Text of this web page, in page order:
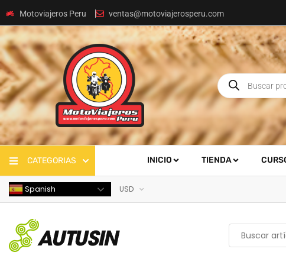
Motoviajeros Peru ventas@motoviajerosperu.com
CATEGORIAS INICIO TIENDA
Spanish USD